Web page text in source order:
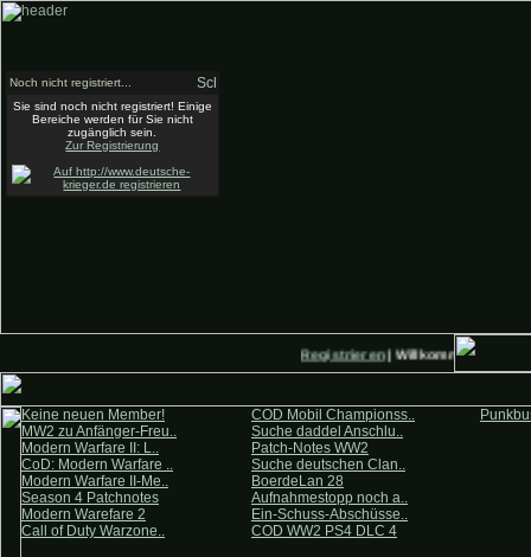
Registrieren| Willkommen auf
Keine neuen Member!
MW2 zu Anfänger-Freu..
Modern Warfare II: L..
CoD: Modern Warfare ..
Modern Warfare II-Me..
Season 4 Patchnotes
Modern Warefare 2
Call of Duty Warzone..
COD Mobil Championss..
Suche daddel Anschlu..
Patch-Notes WW2
Suche deutschen Clan..
BoerdeLan 28
Aufnahmestopp noch a..
Ein-Schuss-Abschüsse..
COD WW2 PS4 DLC 4
Noch nicht registriert...
Sie sind noch nicht registriert! Einige
Bereiche werden für Sie nicht
zugänglich sein.
Zur Registrierung